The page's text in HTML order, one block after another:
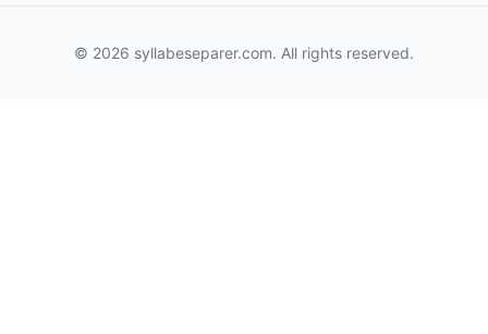
© 2026 syllabeseparer.com. All rights reserved.